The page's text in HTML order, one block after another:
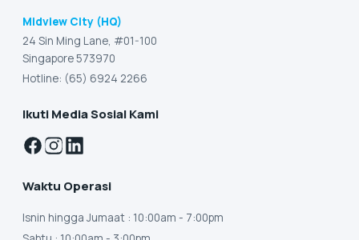
Midview City (HQ)
24 Sin Ming Lane, #01-100
Singapore 573970
Hotline: (65) 6924 2266
Ikuti Media Sosial Kami
Waktu Operasi
Isnin hingga Jumaat : 10:00am - 7:00pm